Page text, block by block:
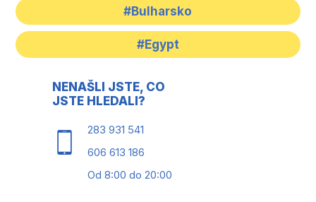
#Bulharsko
#Egypt
NENAŠLI JSTE, CO
JSTE HLEDALI?
283 931 541
606 613 186
Od 8:00 do 20:00